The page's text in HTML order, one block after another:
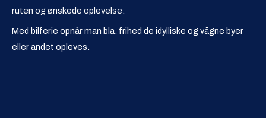
ruten og ønskede oplevelse.
Med bilferie opnår man bla. frihed de idylliske og vågne byer
eller andet opleves.